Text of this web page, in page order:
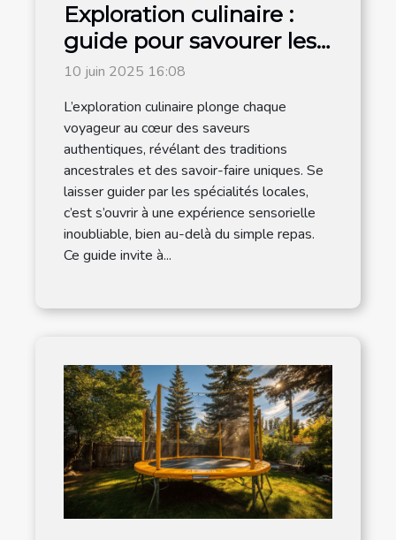
Exploration culinaire :
guide pour savourer les
traditions locales
10 juin 2025 16:08
L’exploration culinaire plonge chaque
voyageur au cœur des saveurs
authentiques, révélant des traditions
ancestrales et des savoir-faire uniques. Se
laisser guider par les spécialités locales,
c’est s’ouvrir à une expérience sensorielle
inoubliable, bien au-delà du simple repas.
Ce guide invite à...